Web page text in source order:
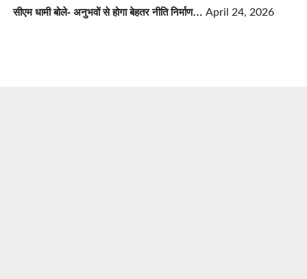
सीएम धामी बोले- अनुभवों से होगा बेहतर नीति निर्माण… April 24, 2026